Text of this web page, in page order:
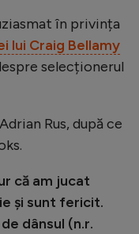
în privința
lui Craig Bellamy
selecționerul
Rus, după ce
că am jucat
și sunt fericit.
dânsul (n.r.